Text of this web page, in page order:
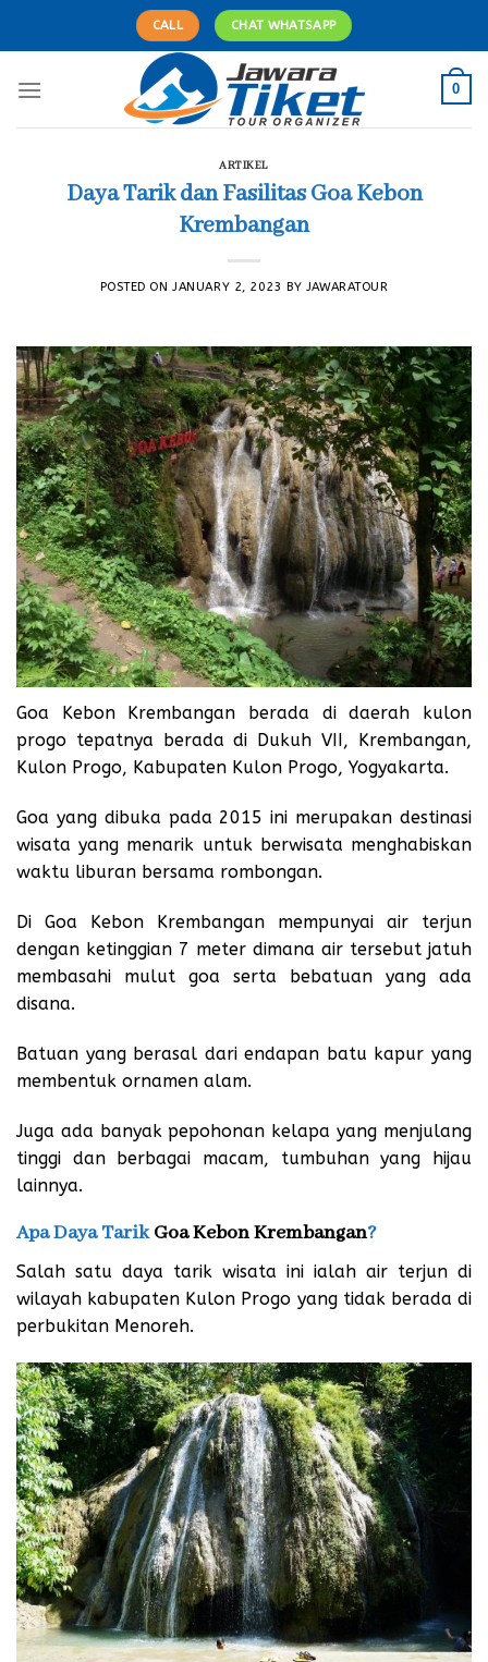
CALL CHAT WHATSAPP
0
ARTIKEL
Daya Tarik dan Fasilitas Goa Kebon
Krembangan
POSTED ONJANUARY 2, 2023 BY JAWARATOUR
Goa Kebon Krembangan berada di daerah kulon
progo tepatnya berada di Dukuh VII, Krembangan,
Kulon Progo, Kabupaten Kulon Progo, Yogyakarta.
Goa yang dibuka pada 2015 ini merupakan destinasi
wisata yang menarik untuk berwisata menghabiskan
waktu liburan bersama rombongan.
Di Goa Kebon Krembangan mempunyai air terjun
dengan ketinggian 7 meter dimana air tersebut jatuh
membasahi mulut goa serta bebatuan yang ada
disana.
Batuan yang berasal dari endapan batu kapur yang
membentuk ornamen alam.
Juga ada banyak pepohonan kelapa yang menjulang
tinggi dan berbagai macam, tumbuhan yang hijau
lainnya.
Apa Daya TarikGoa Kebon Krembangan?
Salah satu daya tarik wisata ini ialah air terjun di
wilayah kabupaten Kulon Progo yang tidak berada di
perbukitan Menoreh.